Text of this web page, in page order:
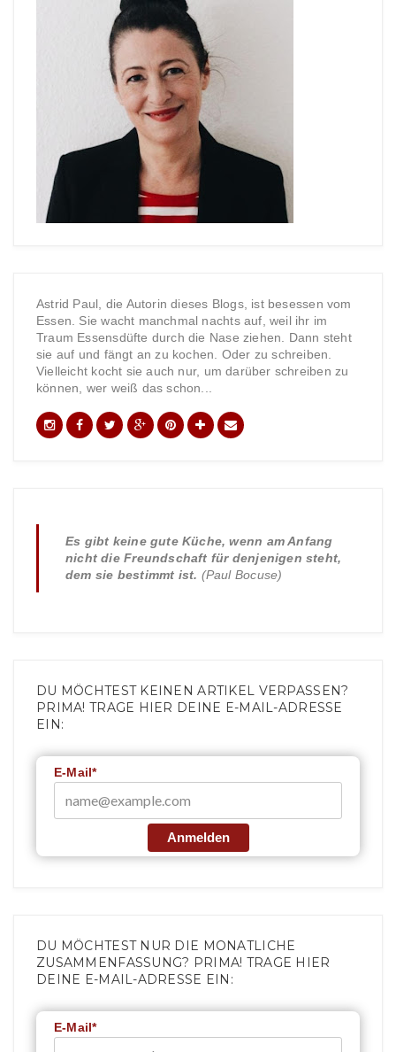
Astrid Paul, die Autorin dieses Blogs, ist besessen vom
Essen. Sie wacht manchmal nachts auf, weil ihr im
Traum Essensdüfte durch die Nase ziehen. Dann steht
sie auf und fängt an zu kochen. Oder zu schreiben.
Vielleicht kocht sie auch nur, um darüber schreiben zu
können, wer weiß das schon...
Es gibt keine gute Küche, wenn am Anfang
nicht die Freundschaft für denjenigen steht,
dem sie bestimmt ist. (Paul Bocuse)
DU MÖCHTEST KEINEN ARTIKEL VERPASSEN?
PRIMA! TRAGE HIER DEINE E-MAIL-ADRESSE
EIN:
E-Mail*
Anmelden
DU MÖCHTEST NUR DIE MONATLICHE
ZUSAMMENFASSUNG? PRIMA! TRAGE HIER
DEINE E-MAIL-ADRESSE EIN:
E-Mail*